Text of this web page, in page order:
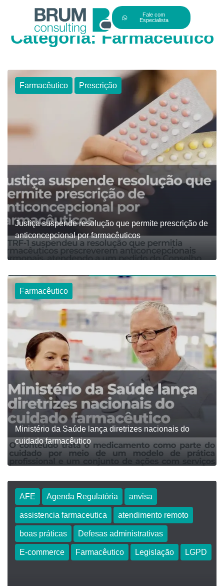
Fale com
Especialista
Categoria:Farmacêutico
Farmacêutico Prescrição
Justiça suspende resolução que permite prescrição de
anticoncepcional por farmacêuticos
Farmacêutico
Ministério da Saúde lança diretrizes nacionais do
cuidado farmacêutico
LEIA
AFE Agenda Regulatória anvisa
assistencia farmaceutica atendimento remoto
boas práticas Defesas administrativas
E-commerce Farmacêutico Legislação LGPD